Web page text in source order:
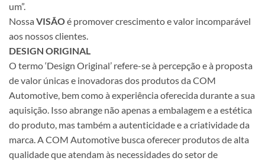
um”.
Nossa VISÃOé promover crescimento e valor incomparável
aos nossos clientes.
DESIGN ORIGINAL
O termo ‘Design Original’ refere-se à percepção e à proposta
de valor únicas e inovadoras dos produtos da COM
Automotive, bem como à experiência oferecida durante a sua
aquisição. Isso abrange não apenas a embalagem e a estética
do produto, mas também a autenticidade e a criatividade da
marca. A COM Automotive busca oferecer produtos de alta
qualidade que atendam às necessidades do setor de